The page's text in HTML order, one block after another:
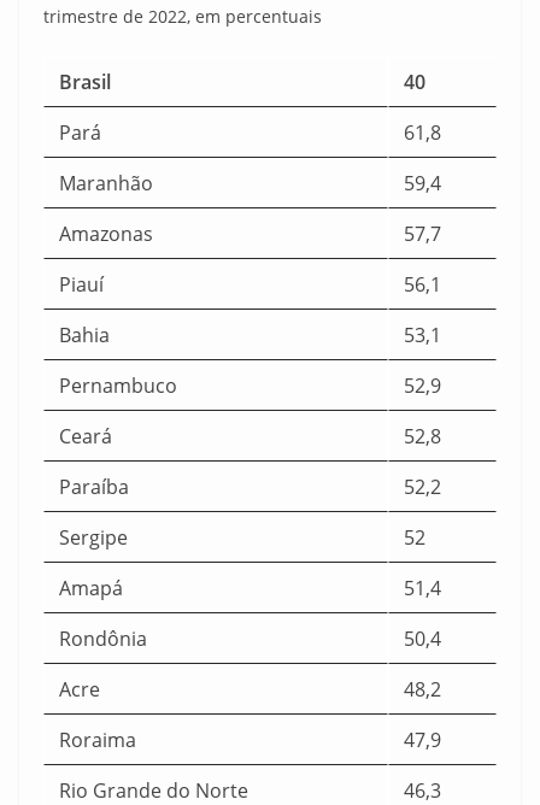
trimestre de 2022, em percentuais
Brasil
40
Pará
61,8
Maranhão
59,4
Amazonas
57,7
Piauí
56,1
Bahia
53,1
Pernambuco
52,9
Ceará
52,8
Paraíba
52,2
Sergipe
52
Amapá
51,4
Rondônia
50,4
Acre
48,2
Roraima
47,9
Rio Grande do Norte
46,3